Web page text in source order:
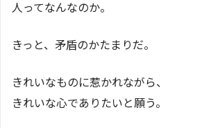
人ってなんなのか。
きっと、矛盾のかたまりだ。
きれいなものに惹かれながら、
きれいな心でありたいと願う。